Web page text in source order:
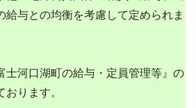
給与との均衡を考慮して定められま
士河口湖町の給与・定員管理等』の
ります。